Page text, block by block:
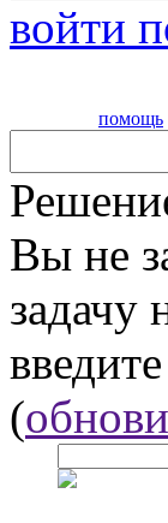
войти
помощь
Вы не
задачу
(